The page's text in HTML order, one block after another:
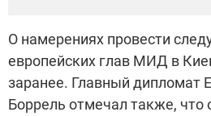
О намерениях провести
европейских глав МИД в
заранее. Главный дипломат
Боррель отмечал также, что